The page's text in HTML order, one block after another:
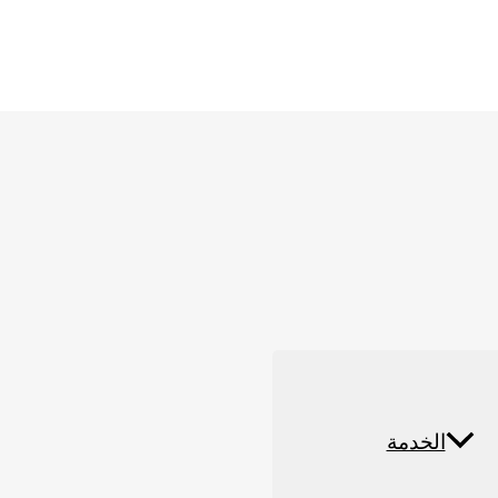
مقاطع الفيديو
الخدمة